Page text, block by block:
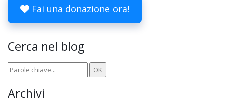
Fai una donazione ora!
Cerca nel blog
Archivi